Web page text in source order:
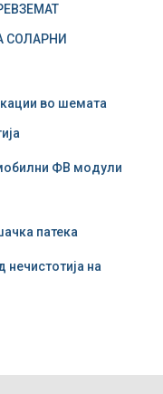
СОЛАРНИ
во шемата
ФВ модули
патека
нечистотија на